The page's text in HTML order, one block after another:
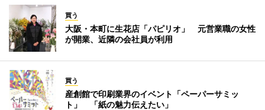
買う
大阪・本町に生花店「パピリオ」 元営業職の女性
が開業、近隣の会社員が利用
買う
産創館で印刷業界のイベント「ペーパーサミッ
ト」 「紙の魅力伝えたい」